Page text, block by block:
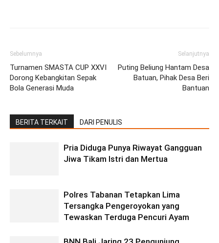
Sebelumnya
Turnamen SMASTA CUP XXVI
Dorong Kebangkitan Sepak
Bola Generasi Muda
Selanjutnya
Puting Beliung Hantam Desa
Batuan, Pihak Desa Beri
Bantuan
BERITA TERKAIT DARI PENULIS
Pria Diduga Punya Riwayat Gangguan
Jiwa Tikam Istri dan Mertua
Polres Tabanan Tetapkan Lima
Tersangka Pengeroyokan yang
Tewaskan Terduga Pencuri Ayam